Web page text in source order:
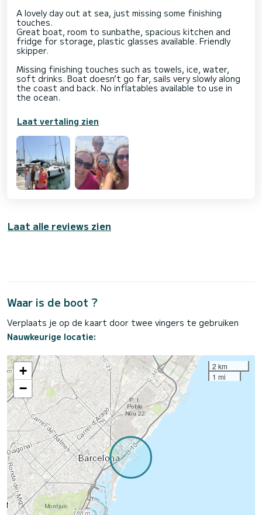
A lovely day out at sea, just missing some finishing
touches.
Great boat, room to sunbathe, spacious kitchen and
fridge for storage, plastic glasses available. Friendly
skipper.
Missing finishing touches such as towels, ice, water,
soft drinks. Boat doesn’t go far, sails very slowly along
the coast and back. No inflatables available to use in
the ocean.
Laat vertaling zien
Laat alle reviews zien
Waar is de boot ?
Verplaats je op de kaart door twee vingers te gebruiken
Nauwkeurige locatie:
+
−
2 km
1 mi